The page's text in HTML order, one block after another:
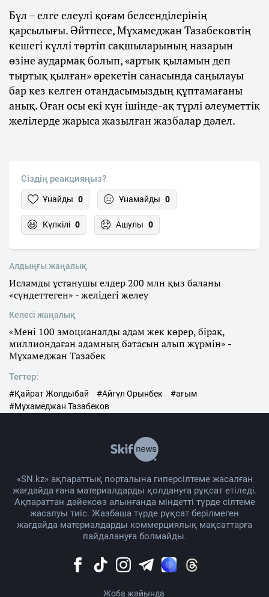
Бұл – елге елеулі қоғам белсенділерінің
қарсылығы. Әйтпесе, Мұхамеджан Тазабековтің
кешегі күллі тәртіп сақшыларының назарын
өзіне аудармақ болып, «артық қыламын деп
тыртық қылған» әрекетін санасында саңылауы
бар кез келген отандасымыздың құптамағаны
анық. Оған осы екі күн ішінде-ақ түрлі әлеуметтік
желілерде жарыса жазылған жазбалар дәлел.
Сіздің реакцияңыз?
Ұнайды 0 Ұнамайды 0
Күлкілі 0 Ашулы 0
Алдыңғы жаңалық
Исламды ұстанушы елдер 200 млн қыз баланы
«сүндеттеген» - желідегі желеу
Келесі жаңалық
«Мені 100 эмоцианалды адам жек көрер, бірақ,
миллиондаған адамның батасын алып жүрмін» -
Мұхамеджан Тазабек
Тегтер:
#Қайрат Жолдыбай #Айгүл Орынбек
#ағым
#Мұхамеджан Тазабеков
«SN.kz» ақпараттық порталына гиперсілтеме жасалған
жағдайда ғана материалдарды қолдануға рұқсат етіледі.
Ақпараттан дәйексөз алынғанда міндетті түрде сілтеме
жасалуы тиіс. Жазбаша түрде рұқсат берілмеген
жағдайда материалдарды коммерциялық мақсаттарға
пайдалануға болмайды.
Жоба жайында